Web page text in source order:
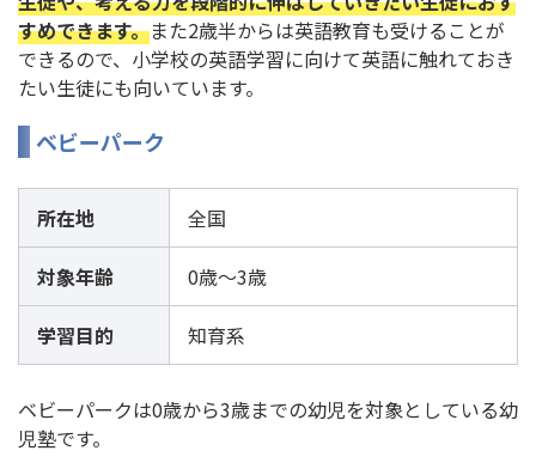
すめできます。また2歳半からは英語教育も受けることが
できるので、小学校の英語学習に向けて英語に触れておき
たい生徒にも向いています。
ベビーパーク
所在地 全国
対象年齢 0歳～3歳
学習目的 知育系
ベビーパークは0歳から3歳までの幼児を対象としている幼
児塾です。